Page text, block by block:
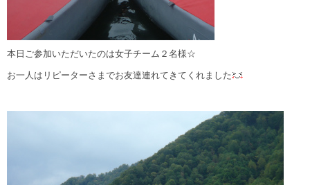
本日ご参加いただいたのは女子チーム２名様☆
お一人はリピーターさまでお友達連れてきてくれました